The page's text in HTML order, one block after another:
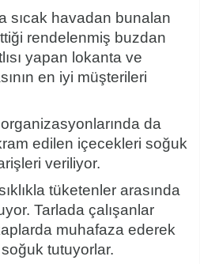
sıcak havadan bunalan
rendelenmiş buzdan
yapan lokanta ve
en iyi müşterileri
da
edilen içecekleri soğuk
veriliyor.
tüketenler arasında
Tarlada çalışanlar
muhafaza ederek
tutuyorlar.